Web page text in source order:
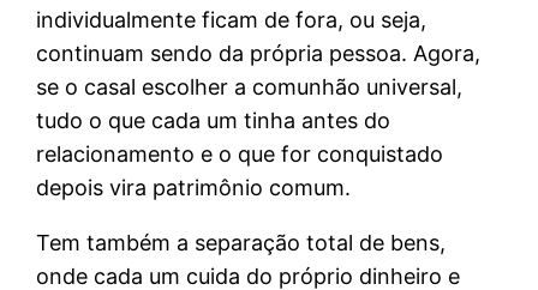
individualmente ficam de fora, ou seja,
continuam sendo da própria pessoa. Agora,
se o casal escolher a comunhão universal,
tudo o que cada um tinha antes do
relacionamento e o que for conquistado
depois vira patrimônio comum.
Tem também a separação total de bens,
onde cada um cuida do próprio dinheiro e